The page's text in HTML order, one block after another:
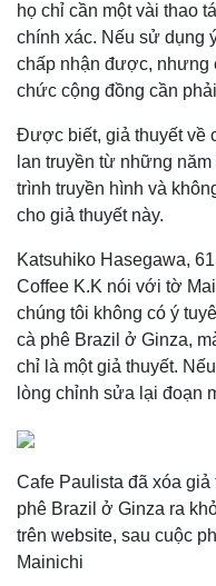
họ chỉ cần một vài thao
chính xác. Nếu sử dụng
chấp nhận được, nhưng
chức cộng đồng cần
Được biết, giả thuyết về
lan truyền từ những
trình truyền hình và
cho giả thuyết này.
Katsuhiko Hasegawa,
Coffee K.K nói với tờ
chúng tôi không có ý
cà phê Brazil ở Ginza,
chỉ là một giả thuyết.
lòng chỉnh sửa lại đoạn
Cafe Paulista đã xóa
phê Brazil ở Ginza ra
trên website, sau cuộc
Mainichi